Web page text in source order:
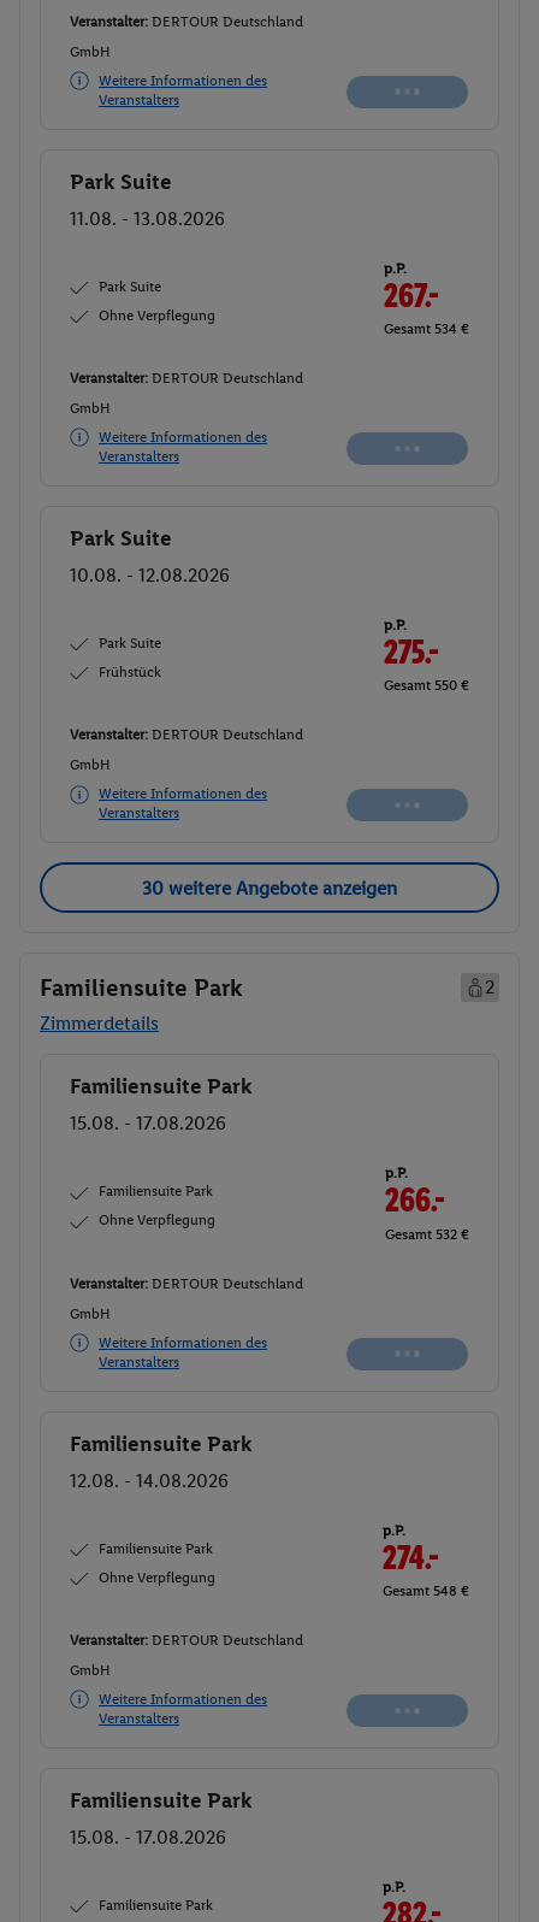
Veranstalter: DERTOUR Deutschland
GmbH
Weitere Informationen des
Veranstalters
Buchen
Park Suite
11.08. - 13.08.2026
Park Suite
Ohne Verpflegung
p.P.
267.-
Gesamt 534 €
Veranstalter: DERTOUR Deutschland
GmbH
Weitere Informationen des
Veranstalters
Buchen
Park Suite
10.08. - 12.08.2026
Park Suite
Frühstück
p.P.
275.-
Gesamt 550 €
Veranstalter: DERTOUR Deutschland
GmbH
Weitere Informationen des
Veranstalters
30 weitere Angebote anzeigen
Familiensuite Park
2
Zimmerdetails
Buchen
Familiensuite Park
15.08. - 17.08.2026
Familiensuite Park
Ohne Verpflegung
p.P.
266.-
Gesamt 532 €
Veranstalter: DERTOUR Deutschland
GmbH
Weitere Informationen des
Veranstalters
Buchen
Familiensuite Park
12.08. - 14.08.2026
Familiensuite Park
Ohne Verpflegung
p.P.
274.-
Gesamt 548 €
Veranstalter: DERTOUR Deutschland
GmbH
Weitere Informationen des
Veranstalters
verfügbar
Buchen
Familiensuite Park
15.08. - 17.08.2026
Familiensuite Park
p.P.
282.-